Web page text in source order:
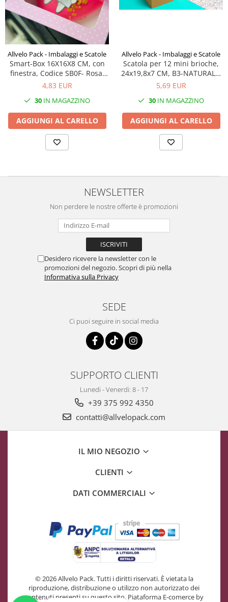
Allvelo Pack - Imbalaggi e Scatole
Smart-Box 16X16X8 CM, con
finestra, Codice SB0F- Rosa,
Set 5 Pezzi
4,83 EUR
30 IN MAGAZZINO
AGGIUNGI AL CARELLO
Allvelo Pack - Imbalaggi e Scatole
Scatola per 12 mini brioche,
24x19,8x7 CM, B3-NATURALE,
Set 5 Pezzi
5,69 EUR
30 IN MAGAZZINO
AGGIUNGI AL CARELLO
NEWSLETTER
Non perdere le nostre offerte è promozioni
Desidero ricevere la newsletter con le
promozioni del negozio. Scopri di più nella
Informativa sulla Privacy
SEDE
Ci puoi seguire in social media
SUPPORTO CLIENTI
Lunedi - Venerdi: 8 - 17
+39 375 992 4350
contatti@allvelopack.com
IL MIO NEGOZIO
CLIENTI
DATI COMMERCIALI
© 2026 Allvelo Pack. Tutti i diritti riservati. È vietata la
riproduzione, distribuzione o utilizzo non autorizzato dei
contenuti presenti su questo sito. Piataforma E-comerce by